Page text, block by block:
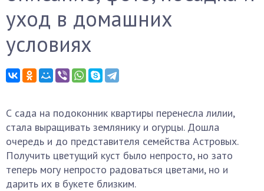
уход в домашних
условиях
С сада на подоконник квартиры перенесла лилии,
стала выращивать землянику и огурцы. Дошла
очередь и до представителя семейства Астровых.
Получить цветущий куст было непросто, но зато
теперь могу непросто радоваться цветами, но и
дарить их в букете близким.